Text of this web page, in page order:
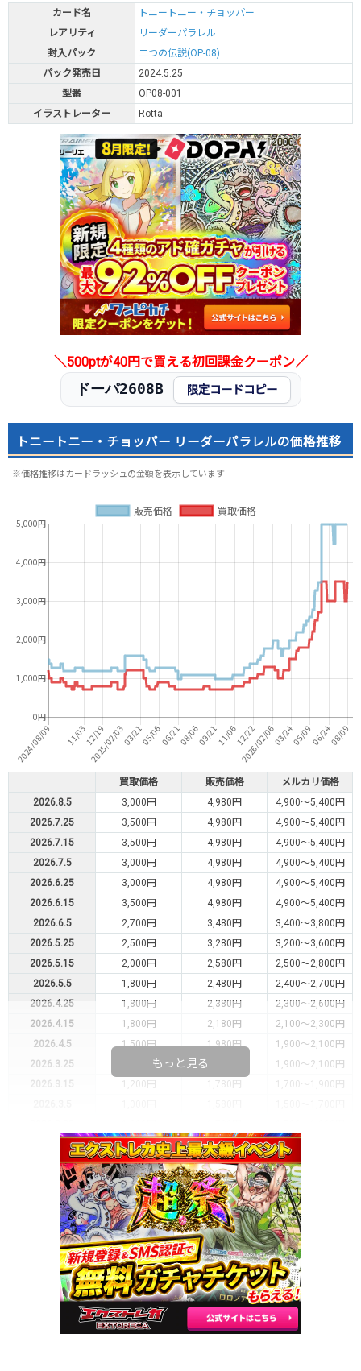
カード名
トニートニー・チョッパー
レアリティ
リーダーパラレル
封入パック
二つの伝説(OP-08)
パック発売日
2024.5.25
型番
OP08-001
イラストレーター
Rotta
＼500ptが40円で買える初回課金クーポン／
ドーパ2608B 限定コードコピー
トニートニー・チョッパー リーダーパラレルの価格推移
※価格推移はカードラッシュの金額を表示しています
買取価格 販売価格
メルカリ価格
2026.8.5
3,000円 4,980円
4,900～5,400円
2026.7.25
3,500円 4,980円
4,900～5,400円
2026.7.15
3,500円 4,980円
4,900～5,400円
2026.7.5
3,000円 4,980円
4,900～5,400円
2026.6.25
3,000円 4,980円
4,900～5,400円
2026.6.15
3,500円 4,980円
4,900～5,400円
2026.6.5
2,700円 3,480円
3,400～3,800円
2026.5.25
2,500円 3,280円
3,200～3,600円
2026.5.15
2,000円 2,580円
2,500～2,800円
2026.5.5
1,800円 2,480円
2,400～2,700円
2026.4.25
1,800円 2,380円
2,300～2,600円
2026.4.15
1,800円 2,180円
2,100～2,300円
2026.4.5
1,500円 1,980円
1,900～2,100円
2026.3.25
1,500円
1,900～2,100円
2026.3.15
1,200円 1,780円
1,700～1,900円
2026.2.15
1,200円 1,980円
1,900～2,100円
2026.2.5
1,300円 1,780円
1,700～1,900円
2026.1.25
1,300円 1,780円
1,700～1,900円
2026.1.15
1,100円 1,580円
1,500～1,700円
2026.1.5
1,100円 1,480円
1,400～1,600円
2025.12.25
1,000円 1,380円
1,300～1,500円
2025.12.15
1,000円 1,380円
1,300～1,500円
2025.12.5
900円 1,280円
1,200～1,400円
800円 1,080円
1,000～1,100円
800円 1,080円
1,000～1,100円
もっと見る